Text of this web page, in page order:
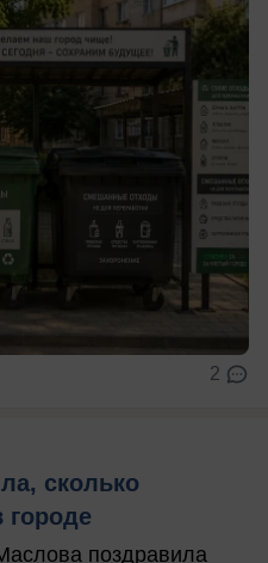
2
сколько
городе
поздравила